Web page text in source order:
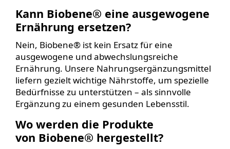
Kann Biobene® eine ausgewogene
Ernährung ersetzen?
Nein, Biobene® ist kein Ersatz für eine
ausgewogene und abwechslungsreiche
Ernährung. Unsere Nahrungsergänzungsmittel
liefern gezielt wichtige Nährstoffe, um spezielle
Bedürfnisse zu unterstützen – als sinnvolle
Ergänzung zu einem gesunden Lebensstil.
Wo werden die Produkte
von Biobene® hergestellt?